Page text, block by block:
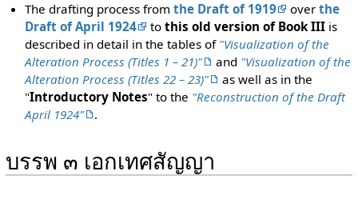
The drafting process fromthe Draft of 1919 overthe
Draft of April 1924
tothis old version of Book III is
described in detail in the tables of "Visualization of the
Alteration Process (Titles 1 – 21)"
and "Visualization of the
Alteration Process (Titles 22 – 23)"
as well as in the
"Introductory Notes" to the "Reconstruction of the Draft
April 1924"
.
บรรพ ๓ เอกเทศสัญญา